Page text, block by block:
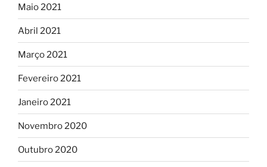
Maio 2021
Abril 2021
Março 2021
Fevereiro 2021
Janeiro 2021
Novembro 2020
Outubro 2020